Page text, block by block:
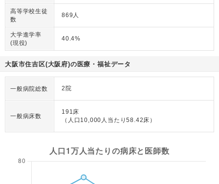
高等学校生徒
数
869人
大学進学率
(現役)
40.4%
大阪市住吉区(大阪府)の医療・福祉データ
一般病院総数 2院
一般病床数
191床
（人口10,000人当たり58.42床）